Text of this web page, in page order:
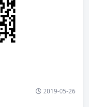
2019-05-26